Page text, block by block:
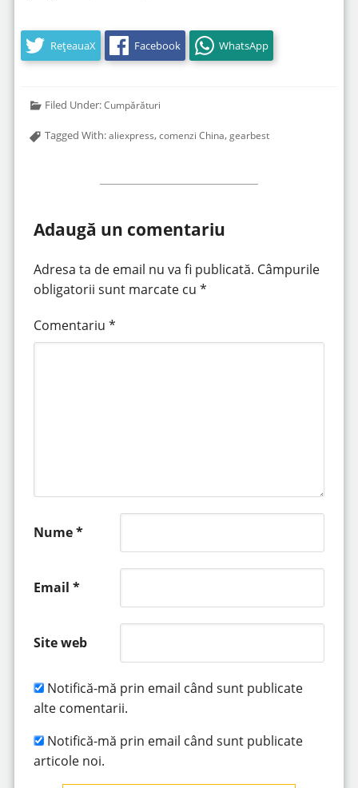
RețeauaX Facebook WhatsApp
Filed Under:Cumpărături
Tagged With:aliexpress,comenzi China,gearbest
Adaugă un comentariu
Adresa ta de email nu va fi publicată. Câmpurile
obligatorii sunt marcate cu *
Comentariu *
Nume*
Email *
Site web
Notifică-mă prin email când sunt publicate
alte comentarii.
Notifică-mă prin email când sunt publicate
articole noi.